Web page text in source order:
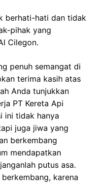
berhati-hati dan tidak
pihak yang
Cilegon.
penuh semangat di
terima kasih atas
Anda tunjukkan
PT Kereta Api
ini tidak hanya
juga jiwa yang
berkembang
mendapatkan
putus asa.
karena